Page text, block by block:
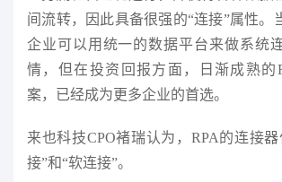
间流转，因此具备很强的“连接”属性。
企业可以用统一的数据平台来做系统
情，但在投资回报方面，日渐成熟的
案，已经成为更多企业的首选。
来也科技CPO褚瑞认为，RPA的连接
接”和“软连接”。